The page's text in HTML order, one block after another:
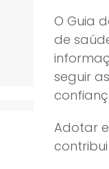
O Guia
de
seguir
Adotar